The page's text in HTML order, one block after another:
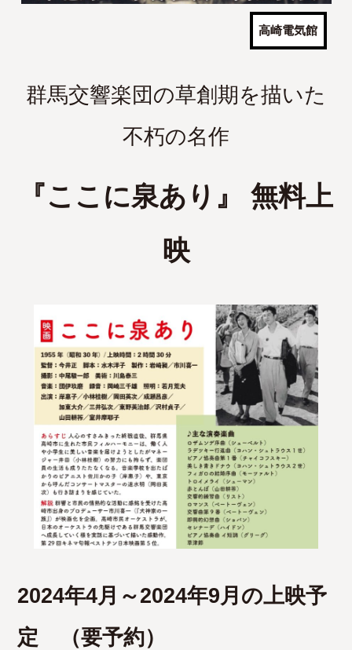
高崎電気館
群馬交響楽団の草創期を描いた
不朽の名作
『ここに泉あり』 無料上
映
2024年4月～2024年9月の上映予
定 （要予約）